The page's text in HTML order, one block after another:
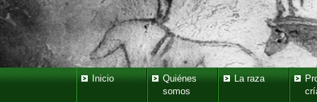
Inicio
Quiénes
somos
La raza